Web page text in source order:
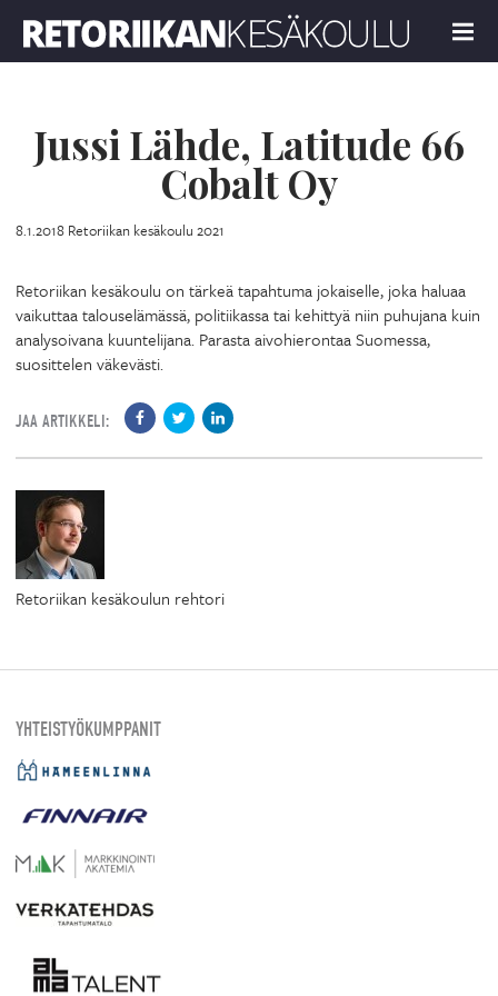
MENU
Jussi Lähde, Latitude 66
Cobalt Oy
8.1.2018 Retoriikan kesäkoulu 2021
Retoriikan kesäkoulu on tärkeä tapahtuma jokaiselle, joka haluaa
vaikuttaa talouselämässä, politiikassa tai kehittyä niin puhujana kuin
analysoivana kuuntelijana. Parasta aivohierontaa Suomessa,
suosittelen väkevästi.
JAA ARTIKKELI:
Retoriikan kesäkoulun rehtori
YHTEISTYÖKUMPPANIT